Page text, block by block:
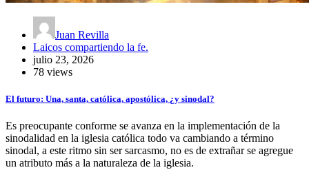
Juan Revilla
Laicos compartiendo la fe.
julio 23, 2026
78 views
El futuro: Una, santa, católica, apostólica, ¿y sinodal?
Es preocupante conforme se avanza en la implementación de la
sinodalidad en la iglesia católica todo va cambiando a término
sinodal, a este ritmo sin ser sarcasmo, no es de extrañar se agregue
un atributo más a la naturaleza de la iglesia.